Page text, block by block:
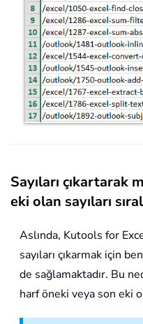
Sayıları çıkartarak
eki olan sayıları
Aslında, Kutools for
sayıları çıkarmak için
de sağlamaktadır. Bu
harf öneki veya son eki